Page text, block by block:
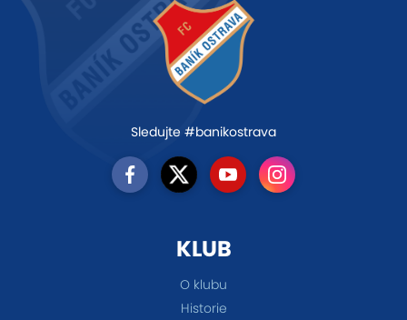
Sledujte #banikostrava
KLUB
O klubu
Historie